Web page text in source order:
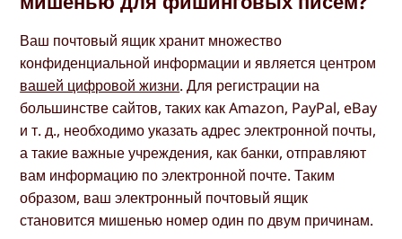
Ваш почтовый ящик хранит множество
конфиденциальной информации и является центром
вашей цифровой жизни. Для регистрации на
большинстве сайтов, таких как Amazon, PayPal, eBay
и т. д., необходимо указать адрес электронной почты,
а такие важные учреждения, как банки, отправляют
вам информацию по электронной почте. Таким
образом, ваш электронный почтовый ящик
становится мишенью номер один по двум причинам.